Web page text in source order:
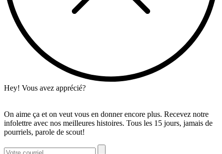
Hey! Vous avez apprécié?
On aime ça et on veut vous en donner encore plus. Recevez notre
infolettre avec nos meilleures histoires. Tous les 15 jours, jamais de
pourriels, parole de scout!